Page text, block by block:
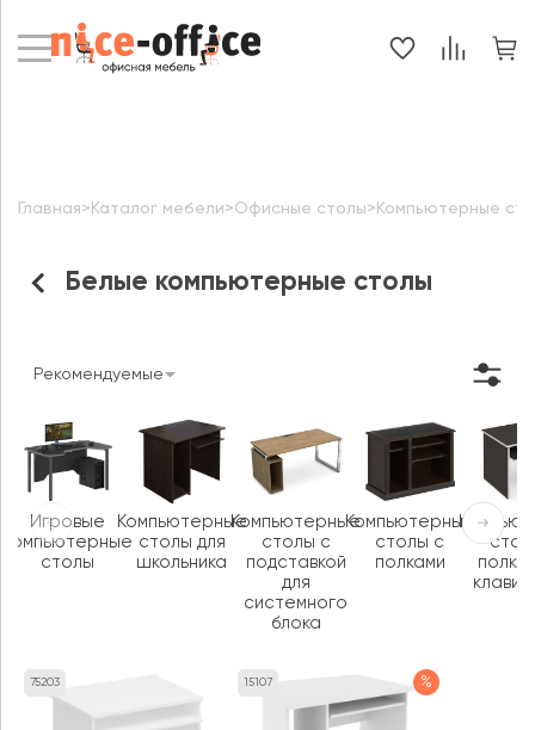
Белые компьютерные столы
Главная> Каталог мебели>Офисные столы> Компьютерные
Рекомендуемые
75203 15107 %
Игровые
компьютерные
столы
Компьютерные
столы для
школьника
Компьютерные
столы с
подставкой
для
системного
блока
Компьютерные
столы с
полками